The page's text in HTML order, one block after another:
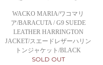
WACKO MARIA/ワコマリ
ア/BARACUTA / G9 SUEDE
LEATHER HARRINGTON
JACKET/スエードレザーハリン
トンジャケット/BLACK
SOLD OUT